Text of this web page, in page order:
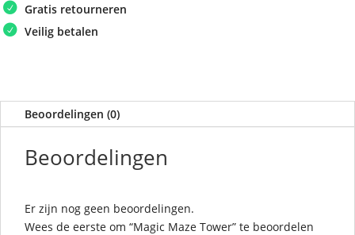
Gratis retourneren
Veilig betalen
Beoordelingen (0)
Beoordelingen
Er zijn nog geen beoordelingen.
Wees de eerste om “Magic Maze Tower” te beoordelen